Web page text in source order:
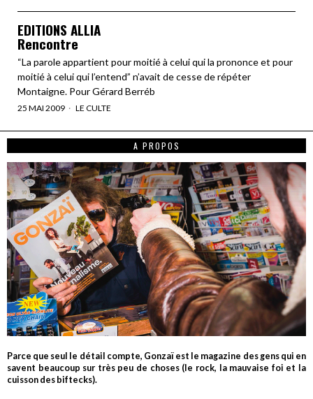
EDITIONS ALLIA
Rencontre
“La parole appartient pour moitié à celui qui la prononce et pour
moitié à celui qui l’entend” n’avait de cesse de répéter
Montaigne. Pour Gérard Berréb
25 MAI 2009 LE CULTE
A PROPOS
Parce que seul le détail compte, Gonzaï est le magazine des gens qui en
savent beaucoup sur très peu de choses (le rock, la mauvaise foi et la
cuisson des biftecks).